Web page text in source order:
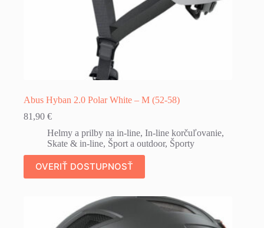
Abus Hyban 2.0 Polar White – M (52-58)
81,90 €
Helmy a prilby na in-line, In-line korčuľovanie,
Skate & in-line, Šport a outdoor, Športy
OVERIŤ DOSTUPNOSŤ